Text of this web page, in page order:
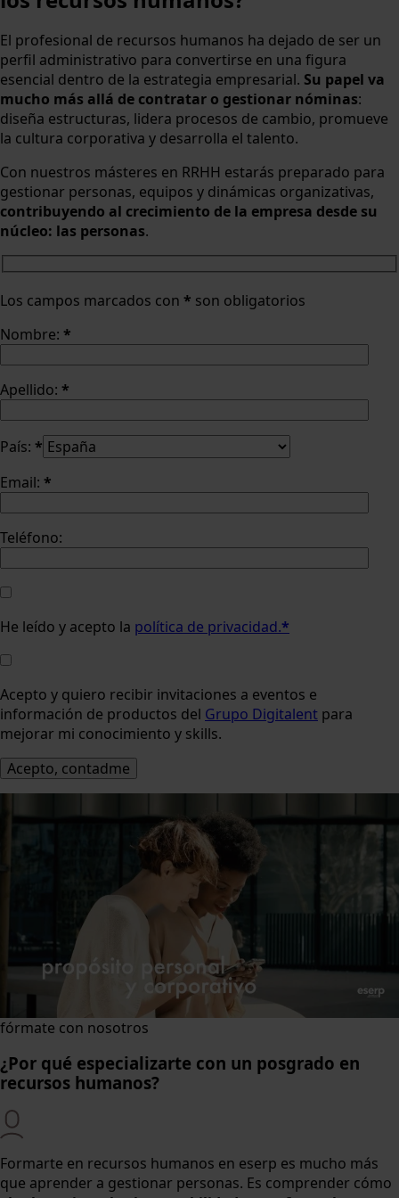
El profesional de recursos humanos ha dejado de ser un
perfil administrativo para convertirse en una figura
esencial dentro de la estrategia empresarial. Su papel va
mucho más allá de contratar o gestionar nóminas:
diseña estructuras, lidera procesos de cambio, promueve
la cultura corporativa y desarrolla el talento.
Con nuestros másteres en RRHH estarás preparado para
gestionar personas, equipos y dinámicas organizativas,
contribuyendo al crecimiento de la empresa desde su
núcleo: las personas.
Los campos marcados con * son obligatorios
Nombre: *
Apellido: *
País: *
Email: *
Teléfono:
He leído y acepto la política de privacidad.*
Acepto y quiero recibir invitaciones a eventos e
información de productos del Grupo Digitalent para
mejorar mi conocimiento y skills.
fórmate con nosotros
¿Por qué especializarte con un posgrado en
recursos humanos?
Formarte en recursos humanos en eserp es mucho más
que aprender a gestionar personas. Es comprender cómo